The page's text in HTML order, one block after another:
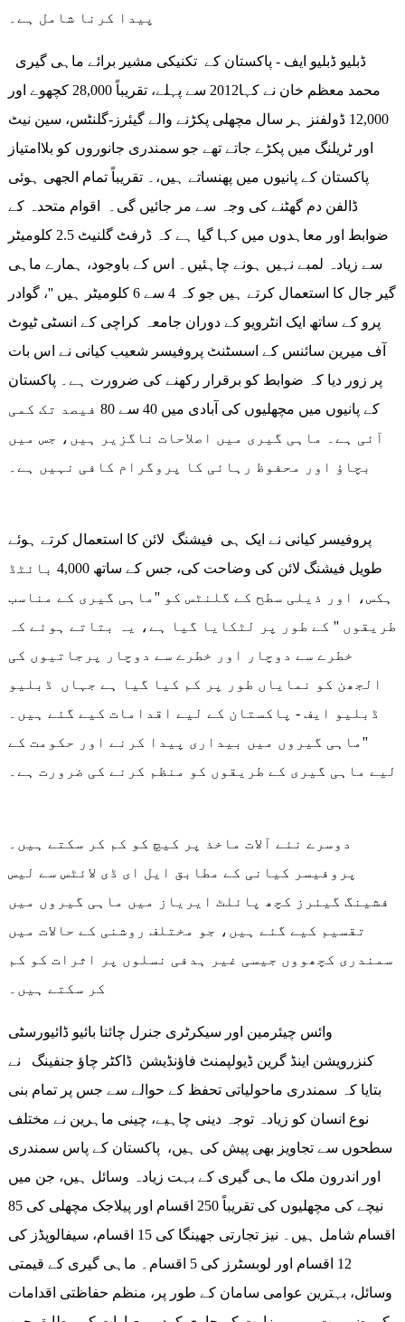
پیدا کرنا شامل ہے۔
محمد معظم خان نے کہا2012 سے پہلے، تقریباً 28,000 کچھوے اور
12,000 ڈولفنز ہر سال مچھلی پکڑنے والے گیئرز-گلنٹس، سین نیٹ
اور ٹریلنگ میں پکڑے جاتے تھے جو سمندری جانوروں کو بلاامتیاز
پاکستان کے پانیوں میں پھنساتے ہیں،۔ تقریباً تمام الجھی ہوئی
ڈالفن دم گھٹنے کی وجہ سے مر جائیں گی۔ اقوام متحدہ کے
ضوابط اور معاہدوں میں کہا گیا ہے کہ ڈرفٹ گلنیٹ 2.5 کلومیٹر
سے زیادہ لمبے نہیں ہونے چاہئیں۔ اس کے باوجود، ہمارے ماہی
گیر جال کا استعمال کرتے ہیں جو کہ 4 سے 6 کلومیٹر ہیں ''، گوادر
پرو کے ساتھ ایک انٹرویو کے دوران جامعہ کراچی کے انسٹی ٹیوٹ
آف میرین سائنس کے اسسٹنٹ پروفیسر شعیب کیانی نے اس بات
پر زور دیا کہ ضوابط کو برقرار رکھنے کی ضرورت ہے۔ پاکستان
کے پانیوں میں مچھلیوں کی آبادی میں 40 سے 80 فیصد تک کمی
آئی ہے۔ ماہی گیری میں اصلاحات ناگزیر ہیں، جس میں
بچاؤ اور محفوظ رہائی کا پروگرام کافی نہیں ہے۔
پروفیسر کیانی نے ایک ہی فیشنگ لائن کا استعمال کرتے ہوئے
طویل فیشنگ لائن کی وضاحت کی، جس کے ساتھ 4,000 بائٹڈ
ہکس، اور ذیلی سطح کے گلنٹس کو ''ماہی گیری کے مناسب
طریقوں '' کے طور پر لٹکایا گیا ہے، یہ بتاتے ہوئے کہ
خطرے سے دوچار اور خطرے سے دوچار پرجاتیوں کی
الجھن کو نمایاں طور پر کم کیا گیا ہے جہاں ڈبلیو
ڈبلیو ایف - پاکستان کے لیے اقدامات کیے گئے ہیں۔
''ماہی گیروں میں بیداری پیدا کرنے اور حکومت کے
لیے ماہی گیری کے طریقوں کو منظم کرنے کی ضرورت ہے۔
دوسرے نئے آلات ماخذ پر کیچ کو کم کر سکتے ہیں۔
پروفیسر کیانی کے مطابق ایل ای ڈی لائٹس سے لیس
فشینگ گیئرز کچھ پائلٹ ایریاز میں ماہی گیروں میں
تقسیم کیے گئے ہیں، جو مختلف روشنی کے حالات میں
سمندری کچھووں جیسی غیر ہدفی نسلوں پر اثرات کو کم
کر سکتے ہیں۔
وائس چیئرمین اور سیکرٹری جنرل چائنا بائیو ڈائیورسٹی
کنزرویشن اینڈ گرین ڈیولپمنٹ فاؤنڈیشن ڈاکٹر چاؤ جنفینگ نے
بتایا کہ سمندری ماحولیاتی تحفظ کے حوالے سے جس پر تمام بنی
نوع انسان کو زیادہ توجہ دینی چاہیے، چینی ماہرین نے مختلف
سطحوں سے تجاویز بھی پیش کی ہیں، پاکستان کے پاس سمندری
اور اندرون ملک ماہی گیری کے بہت زیادہ وسائل ہیں، جن میں
نیچے کی مچھلیوں کی تقریباً 250 اقسام اور پیلاجک مچھلی کی 85
اقسام شامل ہیں۔ نیز تجارتی جھینگا کی 15 اقسام، سیفالوپڈز کی
12 اقسام اور لوبسٹرز کی 5 اقسام۔ ماہی گیری کے قیمتی
وسائل، بہترین عوامی سامان کے طور پر، منظم حفاظتی اقدامات